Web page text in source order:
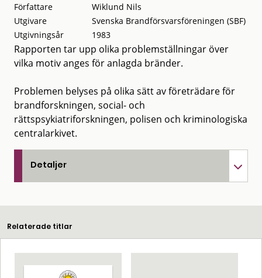
Författare
Wiklund Nils
Utgivare
Svenska Brandförsvarsföreningen (SBF)
Utgivningsår
1983
Rapporten tar upp olika problemställningar över
vilka motiv anges för anlagda bränder.
Problemen belyses på olika sätt av företrädare för
brandforskningen, social- och
rättspsykiatriforskningen, polisen och kriminologiska
centralarkivet.
Detaljer
Relaterade titlar